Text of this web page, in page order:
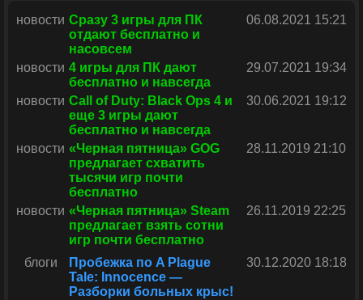
новости Сразу 3 игры для ПК
отдают бесплатно и
насовсем
06.08.2021 15:21
новости 4 игры для ПК дают
бесплатно и навсегда
29.07.2021 19:34
новости Call of Duty: Black Ops 4 и
еще 3 игры дают
бесплатно и навсегда
30.06.2021 19:12
новости «Черная пятница» GOG
предлагает схватить
тысячи игр почти
бесплатно
28.11.2019 21:10
новости «Черная пятница» Steam
предлагает взять сотни
игр почти бесплатно
26.11.2019 22:25
блоги
Пробежка по A Plague
Tale: Innocence —
Разборки больных крыс!
30.12.2020 18:18